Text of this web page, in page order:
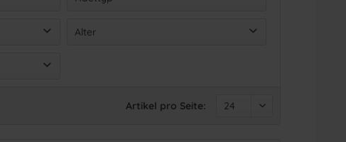
Sensible Haut
Alter
3 )
Artikel pro Seite: